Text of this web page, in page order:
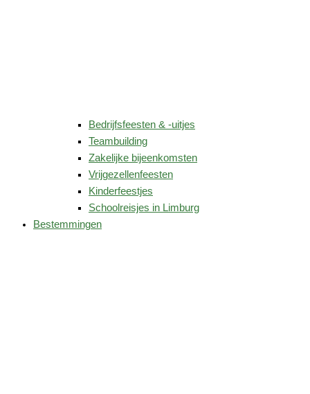
Bedrijfsfeesten & -uitjes
Teambuilding
Zakelijke bijeenkomsten
Vrijgezellenfeesten
Kinderfeestjes
Schoolreisjes in Limburg
Bestemmingen